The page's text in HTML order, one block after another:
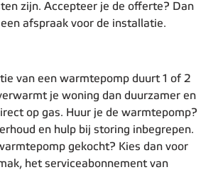
zijn. Accepteer je de offerte? Dan
afspraak voor de installatie.
de 4:
van een warmtepomp duurt 1 of 2
je woning dan duurzamer en
op gas. Huur je de warmtepomp?
en hulp bij storing inbegrepen.
gekocht? Kies dan voor
het serviceabonnement van